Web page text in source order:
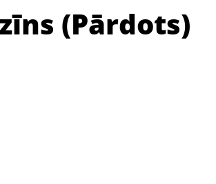
(Pārdots)